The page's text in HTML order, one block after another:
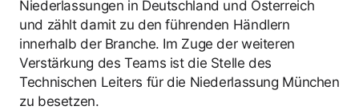
Niederlassungen in Deutschland und Österreich
und zählt damit zu den führenden Händlern
innerhalb der Branche. Im Zuge der weiteren
Verstärkung des Teams ist die Stelle des
Technischen Leiters für die Niederlassung München
zu besetzen.